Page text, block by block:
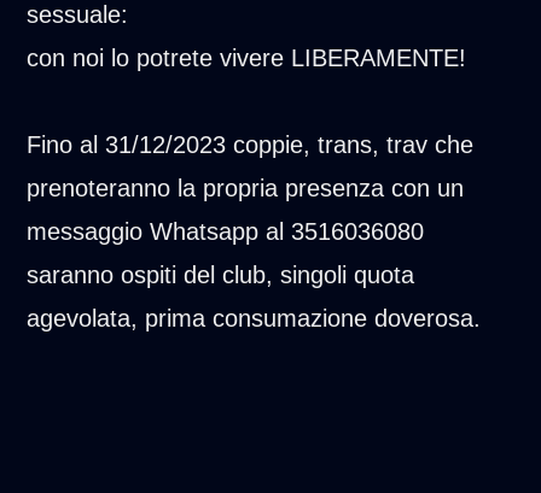
sessuale:
con noi lo potrete vivere LIBERAMENTE!
Fino al 31/12/2023 coppie, trans, trav che
prenoteranno la propria presenza con un
messaggio Whatsapp al 3516036080
saranno ospiti del club, singoli quota
agevolata, prima consumazione doverosa.